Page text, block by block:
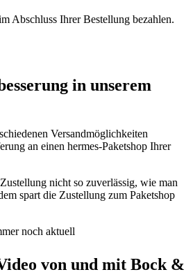
Abschluss Ihrer Bestellung bezahlen.
in unserem
Versandmöglichkeiten
an einen hermes-Paketshop Ihrer
nicht so zuverlässig, wie man
spart die Zustellung zum Paketshop
noch aktuell
von und mit Bock &